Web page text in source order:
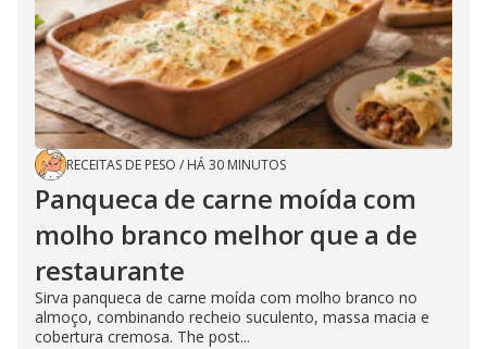
RECEITAS DE PESO / HÁ 30 MINUTOS
Panqueca de carne moída com
molho branco melhor que a de
restaurante
Sirva panqueca de carne moída com molho branco no
almoço, combinando recheio suculento, massa macia e
cobertura cremosa. The post...